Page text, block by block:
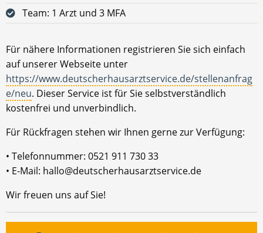
Team: 1 Arzt und 3 MFA
Für nähere Informationen registrieren Sie sich einfach
auf unserer Webseite unter
https://www.deutscherhausarztservice.de/stellenanfrag
e/neu. Dieser Service ist für Sie selbstverständlich
kostenfrei und unverbindlich.
Für Rückfragen stehen wir Ihnen gerne zur Verfügung:
• Telefonnummer: 0521 911 730 33
• E-Mail: hallo@deutscherhausarztservice.de
Wir freuen uns auf Sie!